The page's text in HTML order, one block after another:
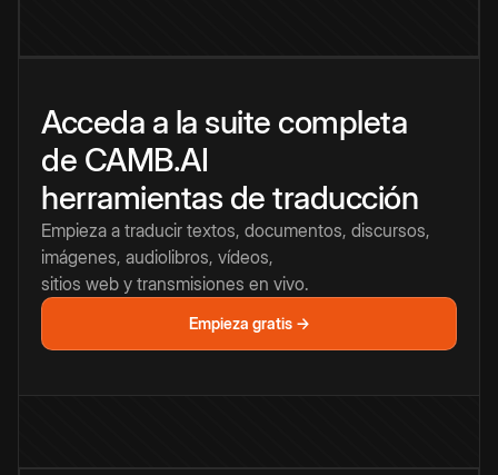
Acceda a la suite completa
de CAMB.AI
herramientas de traducción
Empieza a traducir textos, documentos, discursos,
imágenes, audiolibros, vídeos,
sitios web y transmisiones en vivo.
Empieza gratis →